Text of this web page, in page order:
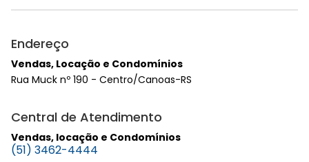
Endereço
Vendas, Locação e Condomínios
Rua Muck nº 190 - Centro/Canoas-RS
Central de Atendimento
Vendas, locação e Condomínios
(51) 3462-4444